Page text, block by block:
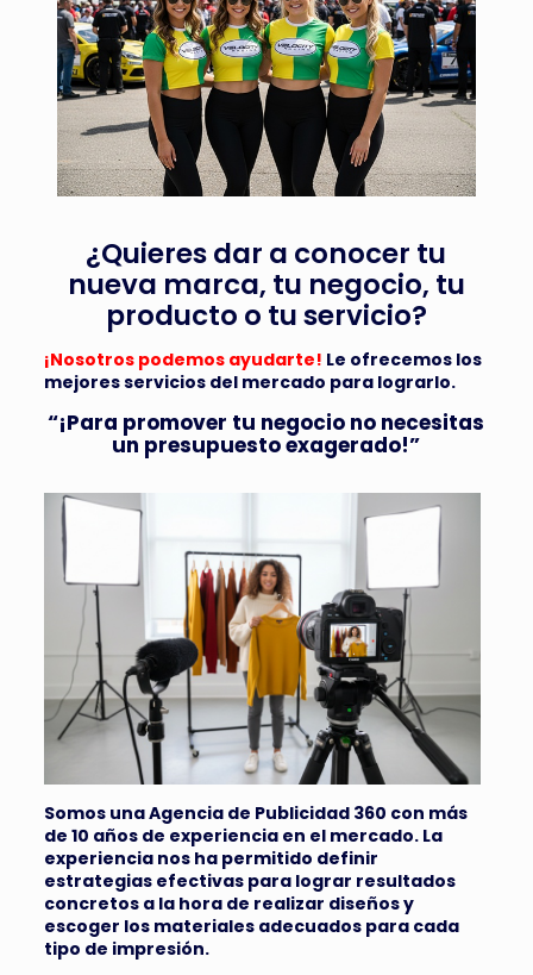
¿Quieres dar a conocer tu
nueva marca, tu negocio, tu
producto o tu servicio?
¡Nosotros podemos ayudarte! Le ofrecemos los
mejores servicios del mercado para lograrlo.
“¡Para promover tu negocio no necesitas
un presupuesto exagerado!”
Somos una Agencia de Publicidad 360 con más
de 10 años de experiencia en el mercado. La
experiencia nos ha permitido definir
estrategias efectivas para lograr resultados
concretos a la hora de realizar diseños y
escoger los materiales adecuados para cada
tipo de impresión.